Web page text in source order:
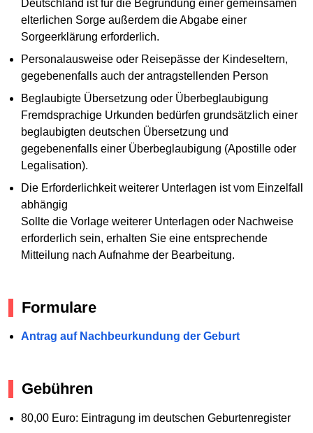
Deutschland ist für die Begründung einer gemeinsamen
elterlichen Sorge außerdem die Abgabe einer
Sorgeerklärung erforderlich.
Personalausweise oder Reisepässe der Kindeseltern,
gegebenenfalls auch der antragstellenden Person
Beglaubigte Übersetzung oder Überbeglaubigung
Fremdsprachige Urkunden bedürfen grundsätzlich einer
beglaubigten deutschen Übersetzung und
gegebenenfalls einer Überbeglaubigung (Apostille oder
Legalisation).
Die Erforderlichkeit weiterer Unterlagen ist vom Einzelfall
abhängig
Sollte die Vorlage weiterer Unterlagen oder Nachweise
erforderlich sein, erhalten Sie eine entsprechende
Mitteilung nach Aufnahme der Bearbeitung.
Formulare
Antrag auf Nachbeurkundung der Geburt
Gebühren
80,00 Euro: Eintragung im deutschen Geburtenregister